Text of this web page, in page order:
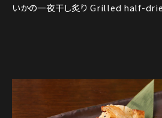
いかの一夜干し炙り Grilled half-